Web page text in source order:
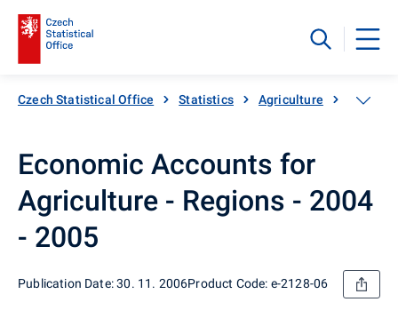
Czech Statistical Office Statistics Agriculture
Economic Accounts for
Agriculture - Regions - 2004
- 2005
Publication Date: 30. 11. 2006Product Code: e-2128-06